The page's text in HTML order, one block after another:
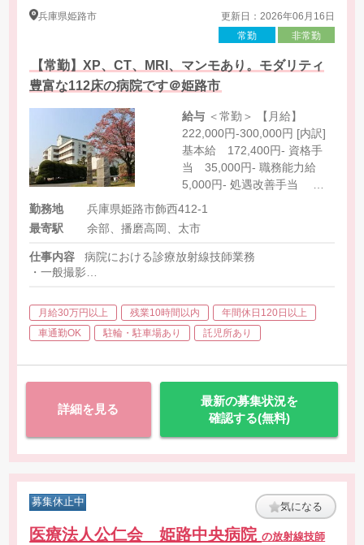
兵庫県姫路市
更新日：2026年06月16日
常勤
非常勤
【常勤】XP、CT、MRI、マンモあり。モダリティ
豊富な112床の病院です＠姫路市
給与
222,000円-300,000円 [内訳]
基本給 172,400円- 資格手
当 35,000円- 職務能力給
5,000円- 処遇改善手当
(日祝) 3,000円 呼び出し手
当 3,000円
勤務地
兵庫県姫路市飾西412-1
最寄駅
余部、播磨高岡、太市
仕事内容
病院における診療放射線技師業務
・一般撮影
・CT（東芝16）
・MRI（東芝1.5T）
・ポータブル
月給30万円以上 残業10時間以内
年間休日120日以上
車通勤OK
駐輪・駐車場あり 託児所あり
詳細を見る
最新の募集状況を
確認する(無料)
募集休止中 気になる
医療法人公仁会 姫路中央病院の放射線技師